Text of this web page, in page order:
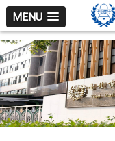
跳
至
主
要
內
容
區
MENU